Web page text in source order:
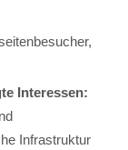
Interessen:
Infrastruktur